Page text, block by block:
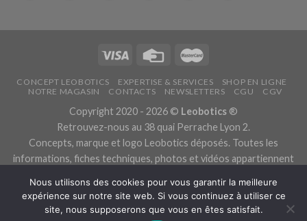
CONCEPT LEOBOTICS EXPERTISE & SERVICES
SHOP EN LIGNE
NOTRE MAGASIN
CONTACTS NEWSLETTERS CGU CGV
Copyright 2020 - 2026 © Leobotics ®
Retrouvez-nous au 38 quai Perrache Lyon 2.
Concepts, marque et logo Leobotics déposés. Toutes les
informations, fiches techniques, photos et vidéos appartiennent
Les traductions sont automatiques, veuillez nous excuser pour
les traductions erronées.
Nous utilisons des cookies pour vous garantir la meilleure
expérience sur notre site web. Si vous continuez à utiliser ce
site, nous supposerons que vous en êtes satisfait.